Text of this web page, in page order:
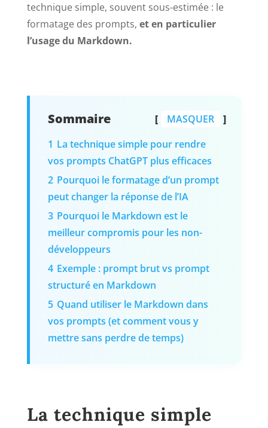
technique simple, souvent sous-estimée : le
formatage des prompts, et en particulier
l’usage du Markdown.
Sommaire
MASQUER
1 La technique simple pour rendre
vos prompts ChatGPT plus efficaces
2 Pourquoi le formatage d’un prompt
peut changer la réponse de l’IA
3 Pourquoi le Markdown est le
meilleur compromis pour les non-
développeurs
4 Exemple : prompt brut vs prompt
structuré en Markdown
5 Quand utiliser le Markdown dans
vos prompts (et comment vous y
mettre sans perdre de temps)
La technique simple